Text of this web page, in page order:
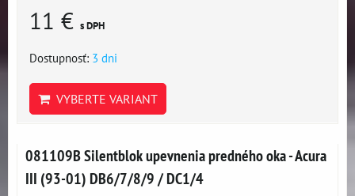
11 € s DPH
Dostupnosť: 3 dni
VYBERTE VARIANT
081109B Silentblok upevnenia predného oka - Acura
III (93-01) DB6/7/8/9 / DC1/4